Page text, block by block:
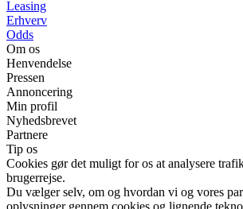
Leasing
Erhverv
Odds
Om os
Henvendelse
Pressen
Annoncering
Min profil
Nyhedsbrevet
Partnere
Tip os
Cookies gør det muligt for os at analysere
brugerrejse.
Du vælger selv, om og hvordan vi og vores